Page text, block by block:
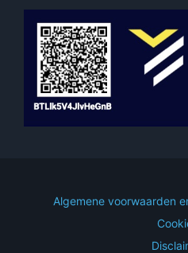
Algemene voorwaarden